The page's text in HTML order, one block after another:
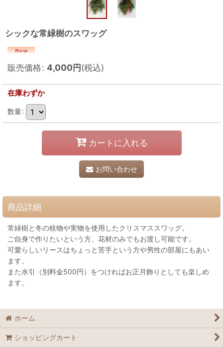
シックな常緑樹のスワッグ
販売価格: 4,000円(税込)
在庫わずか
数量:
カートに入れる
お問い合わせ
商品詳細
常緑樹と冬の枝物や実物を使用したクリスマススワッグ。
ご自身で作りたいという方、花材のみでもお渡し可能です。
可愛らしいリースはちょっと苦手という方や男性の部屋にもあい
ます。
また水引（別料金500円）をつければお正月飾りとしても楽しめ
ます。
ホーム
ショッピングカート